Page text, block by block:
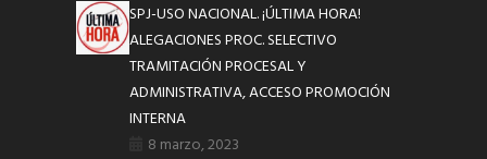
SPJ-USO NACIONAL. ¡ÚLTIMA HORA!
ALEGACIONES PROC. SELECTIVO
TRAMITACIÓN PROCESAL Y
ADMINISTRATIVA, ACCESO PROMOCIÓN
INTERNA
8 marzo, 2023